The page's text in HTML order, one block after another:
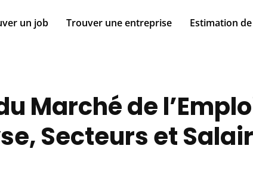
un job Trouver une entreprise Estimation
Marché de
Secteurs et